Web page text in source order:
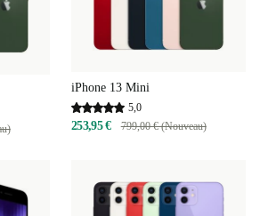
iPhone 13 Mini
5,0
253,95 € 799,00 € (Nouveau)